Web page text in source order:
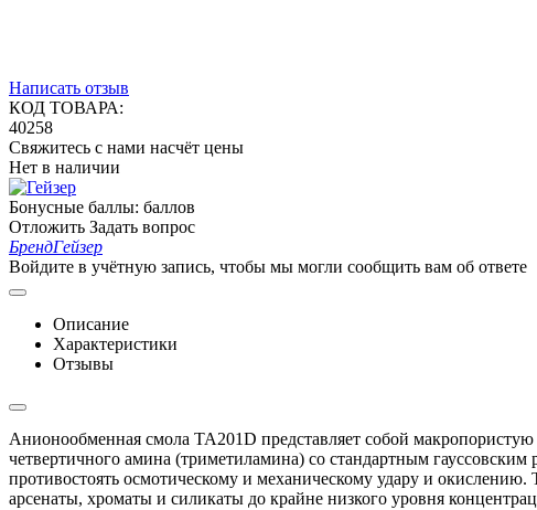
Написать отзыв
КОД ТОВАРА:
40258
Свяжитесь с нами насчёт цены
Нет в наличии
Бонусные баллы: баллов
Отложить Задать вопрос
БрендГейзер
Войдите в учётную запись, чтобы мы могли сообщить вам об ответе
Описание
Характеристики
Отзывы
Анионообменная смола TA201D представляет собой
четвертичного амина (триметиламина) со стандартным
противостоять осмотическому и механическому удару и
арсенаты, хроматы и силикаты до крайне низкого уровня